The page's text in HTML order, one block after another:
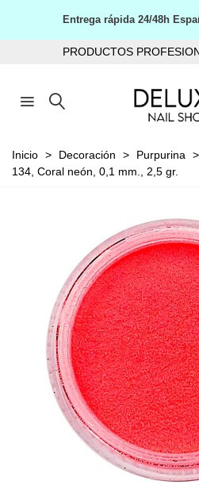
Entrega rápida 24/48h
PRODUCTOS
Inicio > Decoración > Purpurina >
134, Coral neón, 0,1 mm., 2,5 gr.